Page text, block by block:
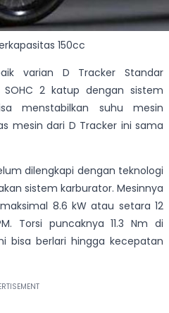
150cc
varian D Tracker Standar
2 katup dengan sistem
menstabilkan suhu mesin
mesin dari D Tracker ini sama
dilengkapi dengan teknologi
sistem karburator. Mesinnya
8.6 kW atau setara 12
Torsi puncaknya 11.3 Nm di
bisa berlari hingga kecepatan